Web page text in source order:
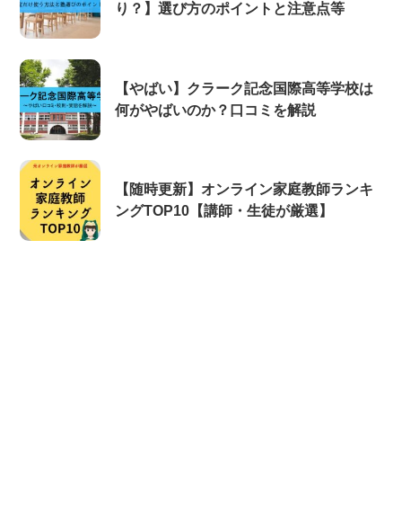
り？】選び方のポイントと注意点等
【やばい】クラーク記念国際高等学校は
何がやばいのか？口コミを解説
【随時更新】オンライン家庭教師ランキ
ングTOP10【講師・生徒が厳選】